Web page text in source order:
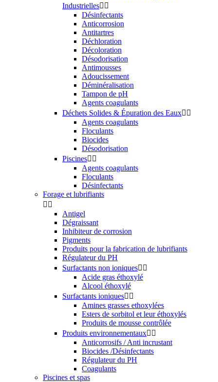
Industrielles 
Désinfectants
Anticorrosion
Antitartres
Déchloration
Décoloration
Désodorisation
Antimousses
Adoucissement
Déminéralisation
Tampon de pH
Agents coagulants
Déchets Solides & Épuration des Eaux 
Agents coagulants
Floculants
Biocides
Désodorisation
Piscines 
Agents coagulants
Floculants
Désinfectants
Forage et lubrifiants
 
Antigel
Dégraissant
Inhibiteur de corrosion
Pigments
Produits pour la fabrication de lubrifiants
Régulateur du PH
Surfactants non ioniques 
Acide gras éthoxylé
Alcool éthoxylé
Surfactants ioniques 
Amines grasses ethoxylées
Esters de sorbitol et leur éthoxylés
Produits de mousse contrôlée
Produits environnementaux 
Anticorrosifs / Anti incrustant
Biocides /Désinfectants
Régulateur du PH
Coagulants
Piscines et spas